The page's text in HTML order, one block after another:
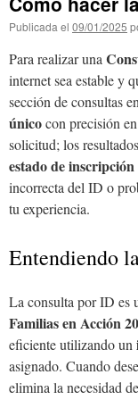
Publicada el 09/01/2025
Para realizar una
internet sea estable y
sección de consultas
únicocon precisión
solicitud; los
estado de inscripción
incorrecta del ID o
tu experiencia.
Entendiendo
La consulta por ID es
Familias en Acción
eficiente utilizando un
asignado. Cuando
elimina la necesidad